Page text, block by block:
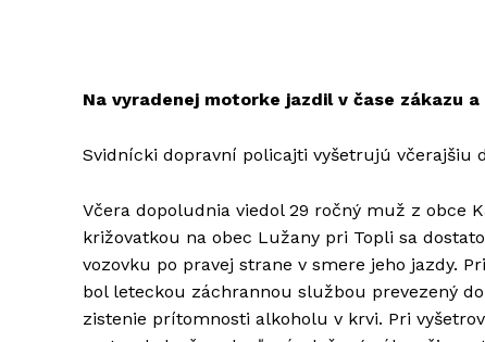
Na vyradenej motorke jazdil v čase zákazu
Svidnícki dopravní policajti vyšetrujú včerajšiu
Včera dopoludnia viedol 29 ročný muž z obce
križovatkou na obec Lužany pri Topli sa
vozovku po pravej strane v smere jeho jazdy.
bol leteckou záchrannou službou prevezený
zistenie prítomnosti alkoholu v krvi. Pri